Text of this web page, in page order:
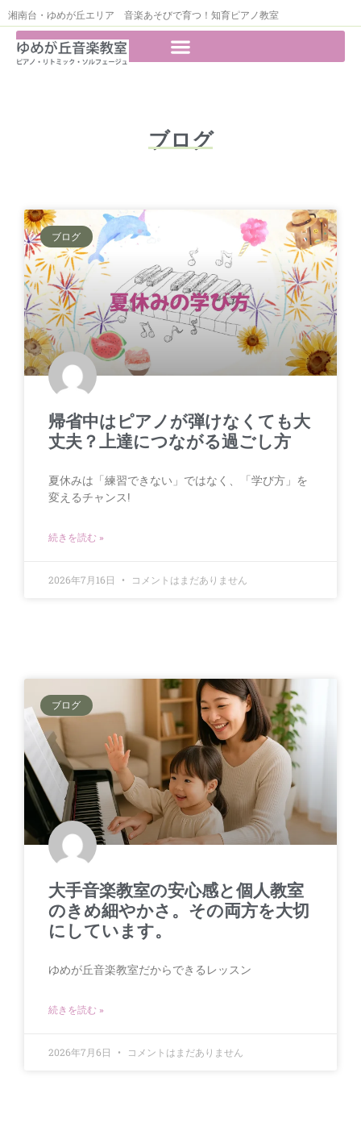
湘南台・ゆめが丘エリア 音楽あそびで育つ！知育ピアノ教室
ブログ
ブログ
帰省中はピアノが弾けなくても大
丈夫？上達につながる過ごし方
夏休みは「練習できない」ではなく、「学び方」を
変えるチャンス!
続きを読む »
2026年7月16日 コメントはまだありません
ブログ
大手音楽教室の安心感と個人教室
のきめ細やかさ。その両方を大切
にしています。
ゆめが丘音楽教室だからできるレッスン
続きを読む »
2026年7月6日 コメントはまだありません